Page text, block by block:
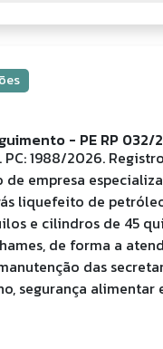
- PE RP 032/
1988/2026.
empresa
liquefeito de
e cilindros de 45
de forma a
das
segurança alimentar